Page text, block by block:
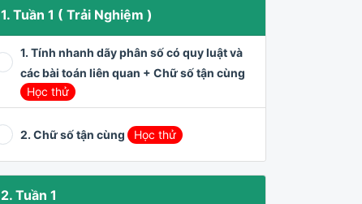
1. Tuần 1 ( Trải Nghiệm )
1. Tính nhanh dãy phân số có quy luật và
các bài toán liên quan + Chữ số tận cùng
Học thử
2. Chữ số tận cùng Học thử
2. Tuần 1